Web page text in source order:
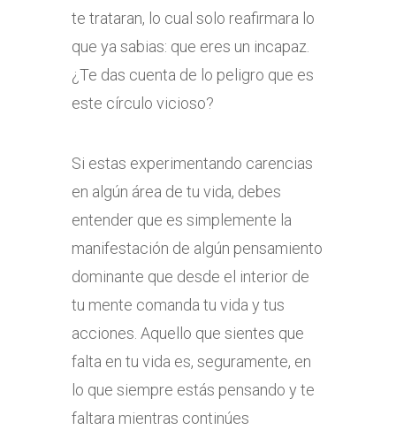
te trataran, lo cual solo reafirmara lo
que ya sabias: que eres un incapaz.
¿Te das cuenta de lo peligro que es
este círculo vicioso?
Si estas experimentando carencias
en algún área de tu vida, debes
entender que es simplemente la
manifestación de algún pensamiento
dominante que desde el interior de
tu mente comanda tu vida y tus
acciones. Aquello que sientes que
falta en tu vida es, seguramente, en
lo que siempre estás pensando y te
faltara mientras continúes